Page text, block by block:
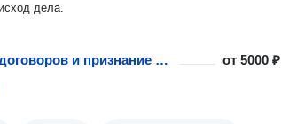
дела.
Расторжение договоров и признание сделок недействительными от5000 ₽